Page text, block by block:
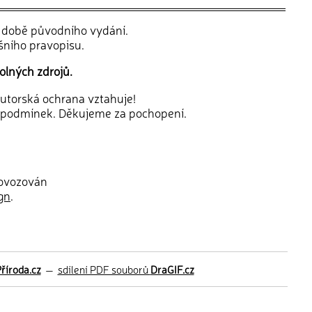
původního vydání.
pravopisu.
zdrojů.
ochrana vztahuje!
Děkujeme za pochopení.
.
— sdílení PDF souborůDraGIF.cz